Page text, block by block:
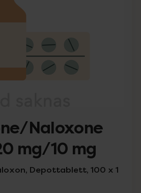
Naloxone
mg/10 mg
Depottablett, 100 x 1